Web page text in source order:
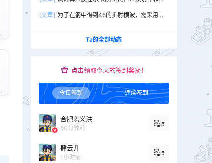
kg/m2.s）
[文章] 为了在钢中得到45的折射横波，需采用多
Ta的全部动态
点击领取今天的签到奖励！
今日签到 连续签到
合肥陈义洪
50分钟前
5
肆云升
1小时前
5